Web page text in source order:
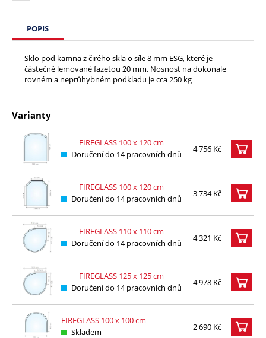
POPIS
Sklo pod kamna z čirého skla o síle 8 mm ESG, které je
částečně lemované fazetou 20 mm. Nosnost na dokonale
rovném a neprůhybném podkladu je cca 250 kg
Varianty
FIREGLASS 100 x 120 cm
Doručení do 14 pracovních dnů
4 756 Kč
FIREGLASS 100 x 120 cm
Doručení do 14 pracovních dnů
3 734 Kč
FIREGLASS 110 x 110 cm
Doručení do 14 pracovních dnů
4 321 Kč
FIREGLASS 125 x 125 cm
Doručení do 14 pracovních dnů
4 978 Kč
FIREGLASS 100 x 100 cm
Skladem
2 690 Kč